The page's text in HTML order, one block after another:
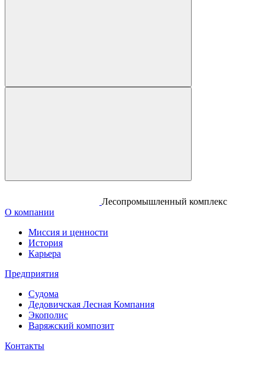
Лесопромышленный комплекс
О компании
Миссия и ценности
История
Карьера
Предприятия
Судома
Дедовичская Лесная Компания
Экополис
Варяжский композит
Контакты